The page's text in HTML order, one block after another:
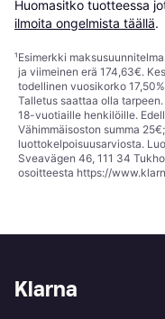
Huomasitko tuotteessa
ilmoita ongelmista täällä.
¹Esimerkki
ja viimeinen erä 174,63€.
todellinen vuosikorko
Talletus saattaa olla
18-vuotiaille henkilöille.
Vähimmäisoston summa
luottokelpoisuusarviosta.
Sveavägen 46, 111 34
osoitteesta https://
Klarna